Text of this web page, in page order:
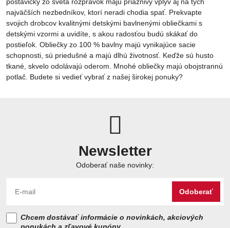
najväčších nezbedníkov, ktorí neradi chodia spať. Prekvapte
svojich drobcov kvalitnými detskými bavlnenými obliečkami s
detskými vzormi a uvidíte, s akou radosťou budú skákať do
postieľok. Obliečky zo 100 % bavlny majú vynikajúce sacie
schopnosti, sú priedušné a majú dlhú životnosť. Keďže sú husto
tkané, skvelo odolávajú oderom. Mnohé obliečky majú obojstrannú
potlač. Budete si vedieť vybrať z našej širokej ponuky?
Newsletter
Odoberať naše novinky:
Odoberať
Chcem dostávať informácie o novinkách, akciových